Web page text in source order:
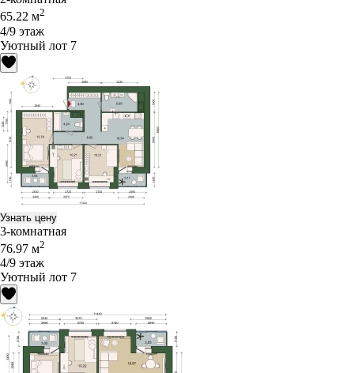
65.22 м2
4/9 этаж
Уютный лот 7
Узнать цену
3-комнатная
76.97 м2
4/9 этаж
Уютный лот 7